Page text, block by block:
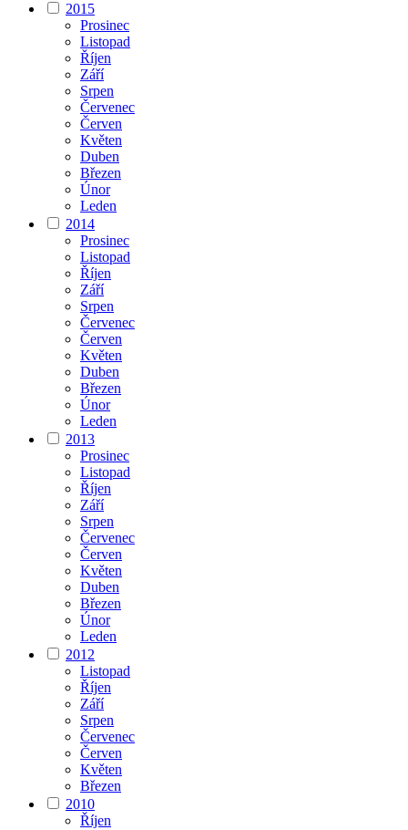
2015
Prosinec
Listopad
Říjen
Září
Srpen
Červenec
Červen
Květen
Duben
Březen
Únor
Leden
2014
Prosinec
Listopad
Říjen
Září
Srpen
Červenec
Červen
Květen
Duben
Březen
Únor
Leden
2013
Prosinec
Listopad
Říjen
Září
Srpen
Červenec
Červen
Květen
Duben
Březen
Únor
Leden
2012
Listopad
Říjen
Září
Srpen
Červenec
Červen
Květen
Březen
2010
Říjen